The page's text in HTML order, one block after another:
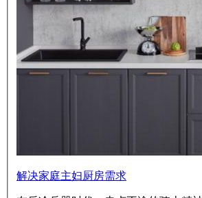
解决家庭主妇厨房需求